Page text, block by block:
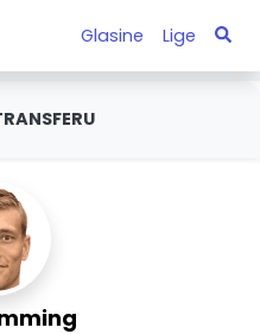
Glasine Lige